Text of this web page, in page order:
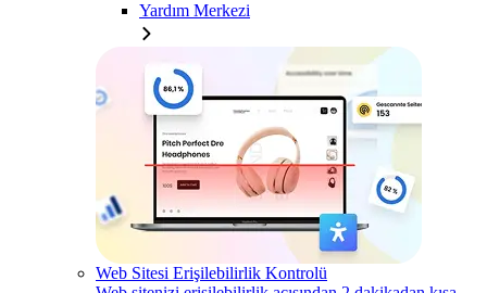
Yardım Merkezi
Web Sitesi Erişilebilirlik Kontrolü